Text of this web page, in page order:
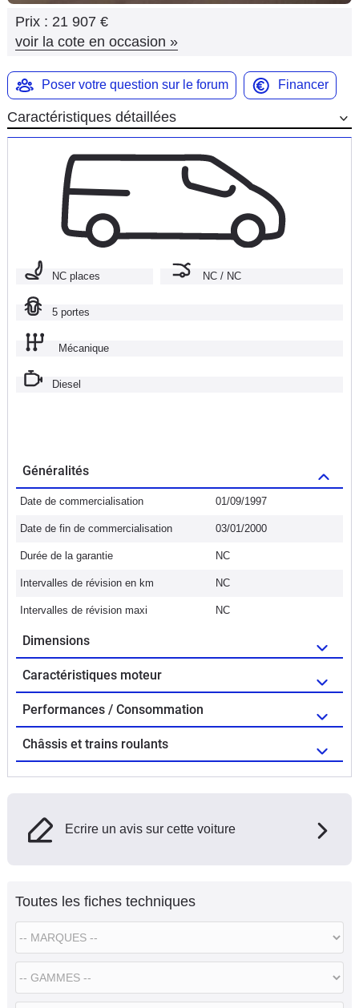
Moto
Marques
Prix : 21 907 €
voir la cote en occasion »
Poser votre question sur le forum Financer
Caractéristiques détaillées
NC places NC / NC
5 portes
Mécanique
Diesel
Généralités
Date de commercialisation 01/09/1997
Date de fin de commercialisation 03/01/2000
Durée de la garantie NC
Intervalles de révision en km NC
Intervalles de révision maxi NC
Dimensions
Caractéristiques moteur
Performances / Consommation
Châssis et trains roulants
Ecrire un avis sur cette voiture
Toutes les fiches techniques